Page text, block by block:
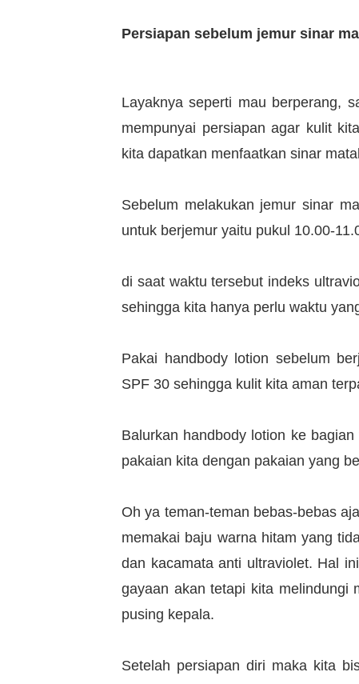
Persiapan sebelum jemur sinar
Layaknya seperti mau berperang,
mempunyai persiapan agar kulit
kita dapatkan menfaatkan sinar
Sebelum melakukan jemur sinar
untuk berjemur yaitu pukul 10.00-
di saat waktu tersebut indeks
sehingga kita hanya perlu waktu
Pakai handbody lotion sebelum
SPF 30 sehingga kulit kita aman
Balurkan handbody lotion ke
pakaian kita dengan pakaian yang
Oh ya teman-teman bebas-bebas
memakai baju warna hitam yang
dan kacamata anti ultraviolet. Hal
gayaan akan tetapi kita melindungi
pusing kepala.
Setelah persiapan diri maka kita